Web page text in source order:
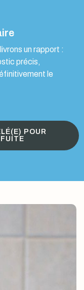
un rapport :
précis,
le
POUR